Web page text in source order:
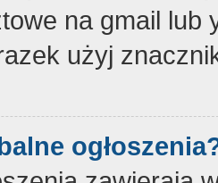
na gmail lub
użyj